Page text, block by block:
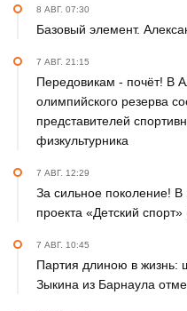
8 АВГ. 07:30
Базовый элемент.
7 АВГ. 21:15
Передовикам - почёт! В
олимпийского резерва
представителей
физкультурника
7 АВГ. 12:29
За сильное поколение!
проекта «Детский
7 АВГ. 10:45
Партия длиною в жизнь:
Зыкина из Барнаула